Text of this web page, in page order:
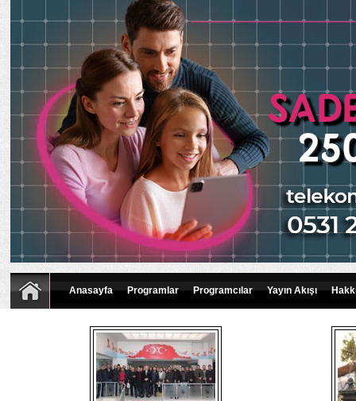
Anasayfa Programlar Programcılar Yayın Akışı